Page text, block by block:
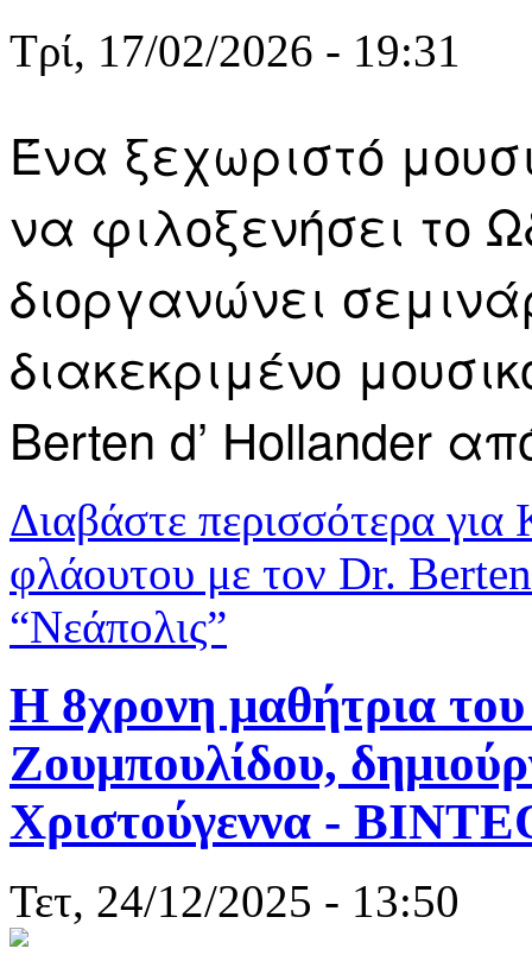
Τρί, 17/02/2026 - 19:31
Ένα ξεχωριστό
να φιλοξενήσει το
διοργανώνει
διακεκριμένο
Berten d’ Hollander
Διαβάστε περισσότερα για
φλάουτου με τον Dr.
“Νεάπολις”
Η 8χρονη μαθήτρια
Ζουμπουλίδου,
Χριστούγεννα -
Τετ, 24/12/2025 - 13:50